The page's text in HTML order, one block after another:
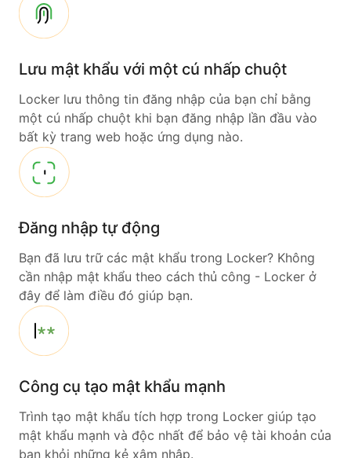
Lưu mật khẩu với một cú nhấp chuột
Locker lưu thông tin đăng nhập của bạn chỉ bằng
một cú nhấp chuột khi bạn đăng nhập lần đầu vào
bất kỳ trang web hoặc ứng dụng nào.
Đăng nhập tự động
Bạn đã lưu trữ các mật khẩu trong Locker? Không
cần nhập mật khẩu theo cách thủ công - Locker ở
đây để làm điều đó giúp bạn.
Công cụ tạo mật khẩu mạnh
Trình tạo mật khẩu tích hợp trong Locker giúp tạo
mật khẩu mạnh và độc nhất để bảo vệ tài khoản của
bạn khỏi những kẻ xâm nhập.